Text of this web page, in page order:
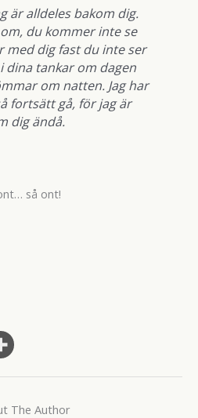
är alldeles bakom dig.
du kommer inte se
med dig fast du inte ser
dina tankar om dagen
om natten. Jag har
fortsätt gå, för jag är
dig ändå.
så ont!
The Author